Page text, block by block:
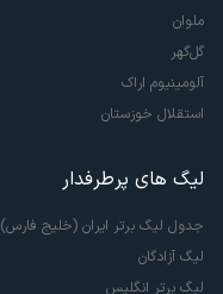
ملوان
گل‌گهر
آلومینیوم اراک
استقلال خوزستان
لیگ های پرطرفدار
جدول لیگ برتر ایران (خلیج فارس)
لیگ آزادگان
لیگ برتر انگلیس